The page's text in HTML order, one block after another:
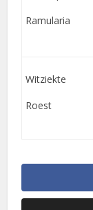
Ramularia
Witziekte
Roest